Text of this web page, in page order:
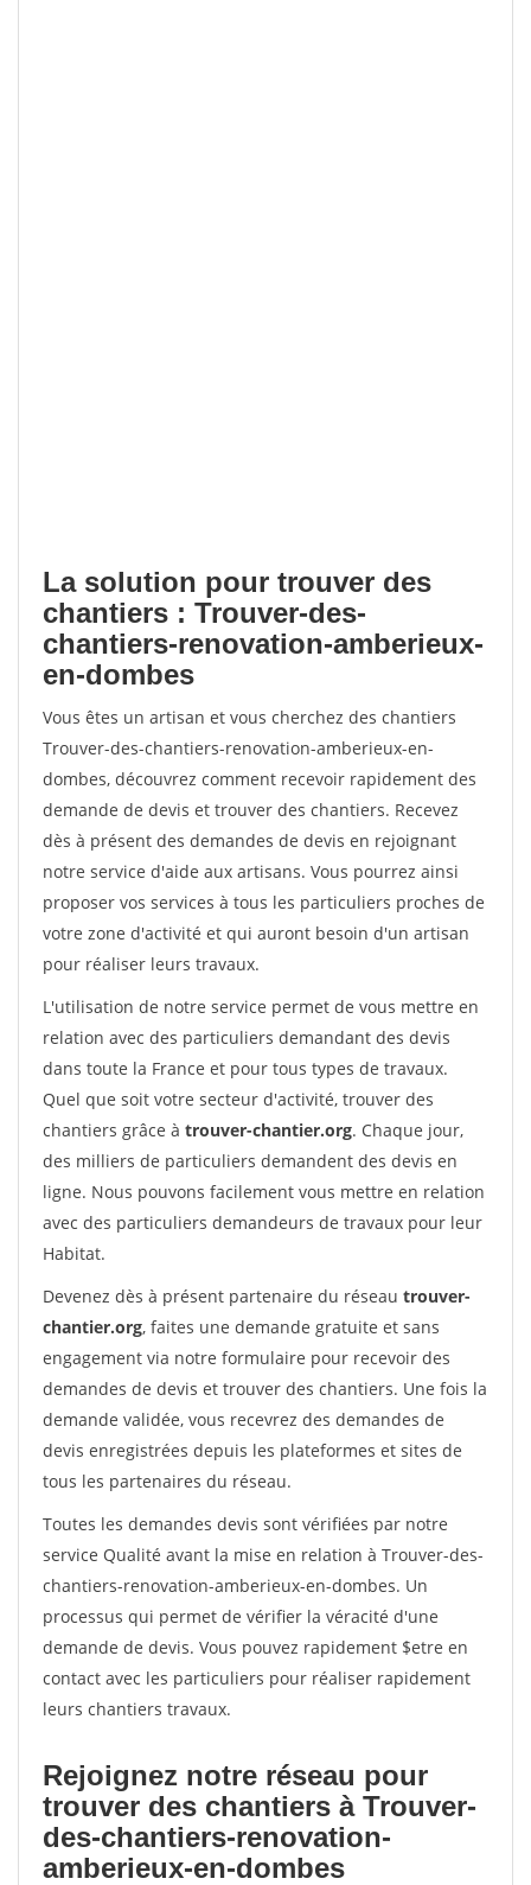
La solution pour trouver des
chantiers : Trouver-des-
chantiers-renovation-amberieux-
en-dombes
Vous êtes un artisan et vous cherchez des chantiers
Trouver-des-chantiers-renovation-amberieux-en-
dombes, découvrez comment recevoir rapidement des
demande de devis et trouver des chantiers. Recevez
dès à présent des demandes de devis en rejoignant
notre service d'aide aux artisans. Vous pourrez ainsi
proposer vos services à tous les particuliers proches de
votre zone d'activité et qui auront besoin d'un artisan
pour réaliser leurs travaux.
L'utilisation de notre service permet de vous mettre en
relation avec des particuliers demandant des devis
dans toute la France et pour tous types de travaux.
Quel que soit votre secteur d'activité, trouver des
chantiers grâce à trouver-chantier.org. Chaque jour,
des milliers de particuliers demandent des devis en
ligne. Nous pouvons facilement vous mettre en relation
avec des particuliers demandeurs de travaux pour leur
Habitat.
Devenez dès à présent partenaire du réseau trouver-
chantier.org, faites une demande gratuite et sans
engagement via notre formulaire pour recevoir des
demandes de devis et trouver des chantiers. Une fois la
demande validée, vous recevrez des demandes de
devis enregistrées depuis les plateformes et sites de
tous les partenaires du réseau.
Toutes les demandes devis sont vérifiées par notre
service Qualité avant la mise en relation à Trouver-des-
chantiers-renovation-amberieux-en-dombes. Un
processus qui permet de vérifier la véracité d'une
demande de devis. Vous pouvez rapidement $etre en
contact avec les particuliers pour réaliser rapidement
leurs chantiers travaux.
Rejoignez notre réseau pour
trouver des chantiers à Trouver-
des-chantiers-renovation-
amberieux-en-dombes